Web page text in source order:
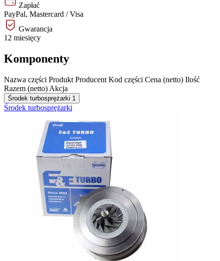
Zapłać
PayPal, Mastercard / Visa
Gwarancja
12 miesięcy
Komponenty
Nazwa części Produkt Producent Kod części Cena (netto) Ilość
Razem (netto) Akcja
Środek turbosprężarki 1
Środek turbosprężarki